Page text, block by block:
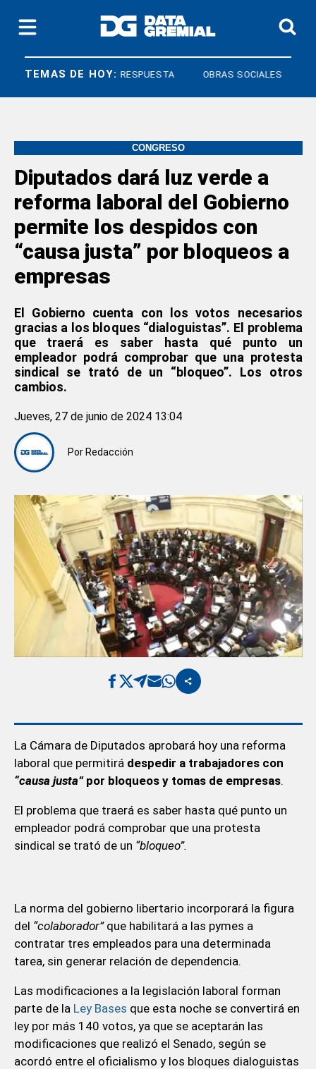
TEMAS DE HOY:
DERECHO A RESPUESTA OBRAS SOCIALES
CONGRESO
Diputados dará luz verde a
reforma laboral del Gobierno
permite los despidos con
“causa justa” por bloqueos a
empresas
El Gobierno cuenta con los votos necesarios
gracias a los bloques “dialoguistas”. El problema
que traerá es saber hasta qué punto un
empleador podrá comprobar que una protesta
sindical se trató de un “bloqueo”. Los otros
cambios.
Por Redacción
Jueves, 27 de junio de 2024 13:04
La Cámara de Diputados aprobará hoy una reforma
laboral que permitirá despedir a trabajadores con
“causa justa”por bloqueos y tomas de empresas.
El problema que traerá es saber hasta qué punto un
empleador podrá comprobar que una protesta
sindical se trató de un “bloqueo”.
La norma del gobierno libertario incorporará la figura
del “colaborador” que habilitará a las pymes a
contratar tres empleados para una determinada
tarea, sin generar relación de dependencia.
Las modificaciones a la legislación laboral forman
parte de la Ley Bases que esta noche se convertirá en
ley por más 140 votos, ya que se aceptarán las
modificaciones que realizó el Senado, según se
acordó entre el oficialismo y los bloques dialoguistas